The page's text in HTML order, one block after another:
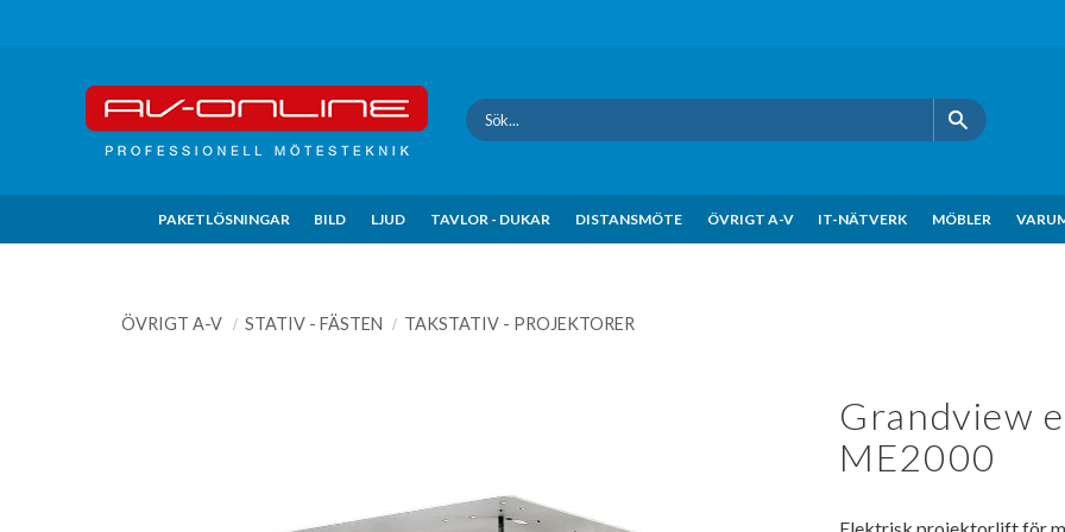
PAKETLÖSNINGAR BILD LJUD TAVLOR - DUKAR DISTANSMÖTE ÖVRIGT A-V IT-NÄTVERK MÖBLER
ÖVRIGT A-V STATIV - FÄSTEN TAKSTATIV - PROJEKTORER
Grandview
ME2000